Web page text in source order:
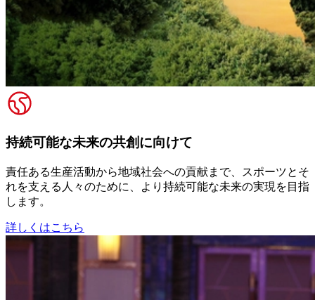
持続可能な未来の共創に向けて
責任ある生産活動から地域社会への貢献まで、スポーツとそ
れを支える人々のために、より持続可能な未来の実現を目指
します。
詳しくはこちら